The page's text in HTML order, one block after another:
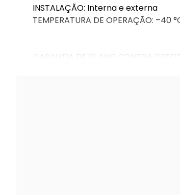
INSTALAÇÃO: Interna e externa
TEMPERATURA DE OPERAÇÃO: –40
GARANTIA DE 01 ANO CONTRA